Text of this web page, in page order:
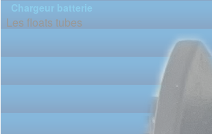
Chargeur batterie
Les floats tubes